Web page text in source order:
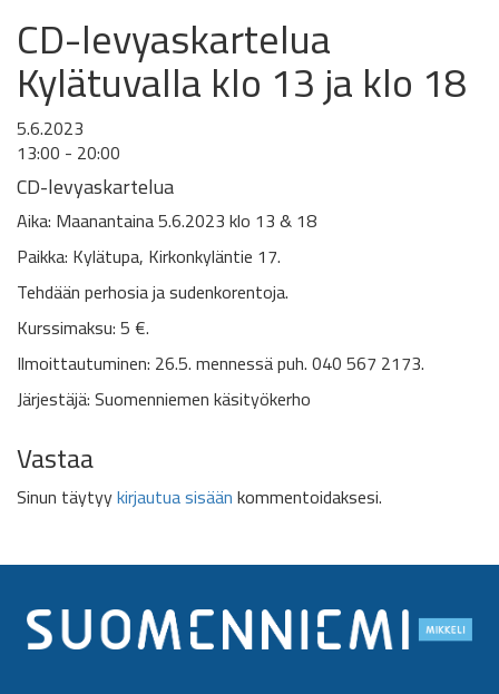
CD-levyaskartelua
Kylätuvalla klo 13 ja klo 18
5.6.2023
13:00 - 20:00
CD-levyaskartelua
Aika: Maanantaina 5.6.2023klo 13 & 18
Paikka: Kylätupa, Kirkonkyläntie 17.
Tehdään perhosia ja sudenkorentoja.
Kurssimaksu: 5 €.
Ilmoittautuminen: 26.5. mennessä puh. 040 567 2173.
Järjestäjä: Suomenniemen käsityökerho
Vastaa
Sinun täytyykirjautua sisäänkommentoidaksesi.